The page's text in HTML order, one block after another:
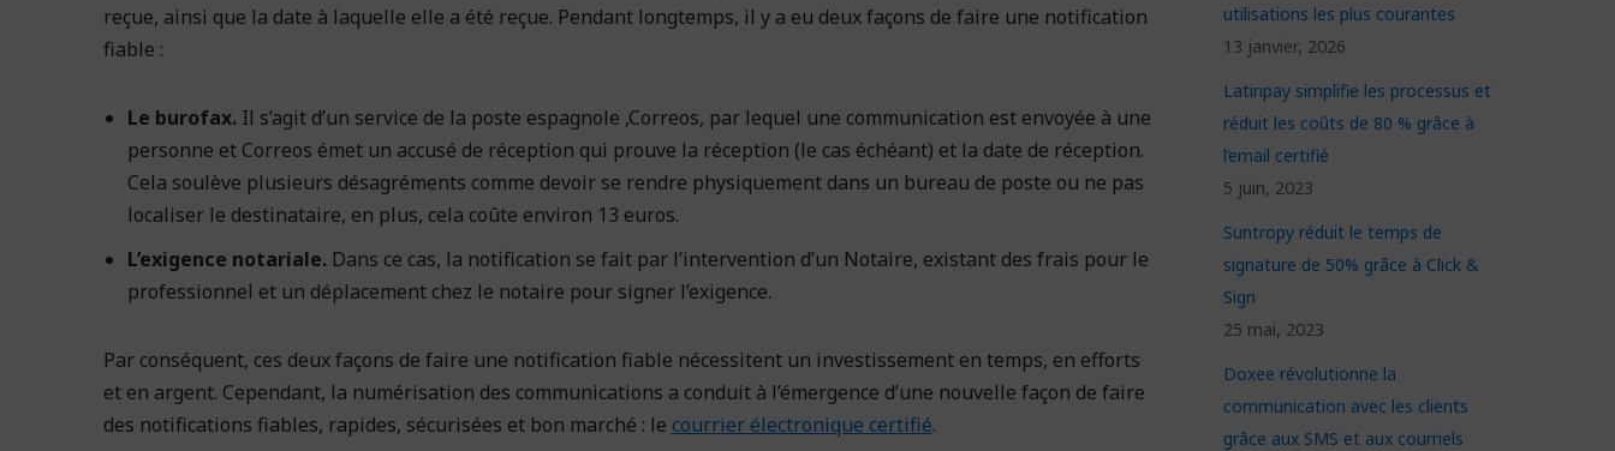
reçue, ainsi que la date à laquelle elle a été reçue. Pendant longtemps, il y a eu deux façons de faire une notification
fiable :
Le burofax.Il s’agit d’un service de la poste espagnole ,Correos, par lequel une communication est envoyée à une
personne et Correos émet un accusé de réception qui prouve la réception (le cas échéant) et la date de réception.
Cela soulève plusieurs désagréments comme devoir se rendre physiquement dans un bureau de poste ou ne pas
localiser le destinataire, en plus, cela coûte environ 13 euros.
L’exigence notariale.Dans ce cas, la notification se fait par l’intervention d’un Notaire, existant des frais pour le
professionnel et un déplacement chez le notaire pour signer l’exigence.
Par conséquent, ces deux façons de faire une notification fiable nécessitent un investissement en temps, en efforts
et en argent. Cependant, la numérisation des communications a conduit à l’émergence d’une nouvelle façon de faire
des notifications fiables, rapides, sécurisées et bon marché : le courrier électronique certifié.
utilisations les plus courantes
13 janvier, 2026
Latinpay simplifie les processus et
réduit les coûts de 80 % grâce à
l’email certifié
5 juin, 2023
Suntropy réduit le temps de
signature de 50% grâce à Click &
Sign
25 mai, 2023
Doxee révolutionne la
communication avec les clients
grâce aux SMS et aux courriels